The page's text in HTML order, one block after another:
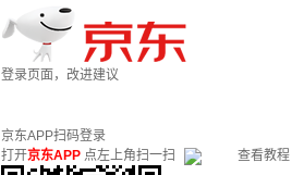
登录页面，改进建议
京东APP扫码登录
打开京东APP 点左上角扫一扫 查看教程